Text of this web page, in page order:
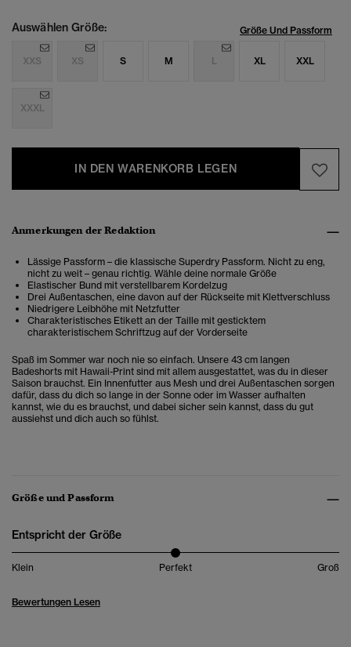
Auswählen Größe: Größe Und Passform
XXS XS S M L XL XXL
XXXL
IN DEN WARENKORB LEGEN
Anmerkungen der Redaktion
Lässige Passform – die klassische Superdry Passform. Nicht zu eng,
nicht zu weit – genau richtig. Wähle deine normale Größe
Elastischer Bund mit verstellbarem Kordelzug
Drei Außentaschen, eine davon auf der Rückseite mit Klettverschluss
Niedrigere Leibhöhe mit Netzfutter
Charakteristisches Etikett an der Taille mit gesticktem
charakteristischem Schriftzug auf der Vorderseite
Spaß im Sommer war noch nie so einfach. Unsere 43 cm langen
Badeshorts mit Hawaii-Print sind mit allem ausgestattet, was du in dieser
Saison brauchst. Ein Innenfutter aus Mesh und drei Außentaschen sorgen
dafür, dass du dich so lange in der Sonne oder im Wasser aufhalten
kannst, wie du es brauchst, und dabei sicher sein kannst, dass du gut
aussiehst und dich auch so fühlst.
Größe und Passform
Entspricht der Größe
Klein Perfekt Groß
Bewertungen Lesen